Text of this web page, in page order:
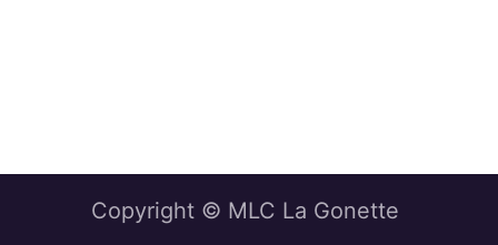
Copyright © MLC La Gonette